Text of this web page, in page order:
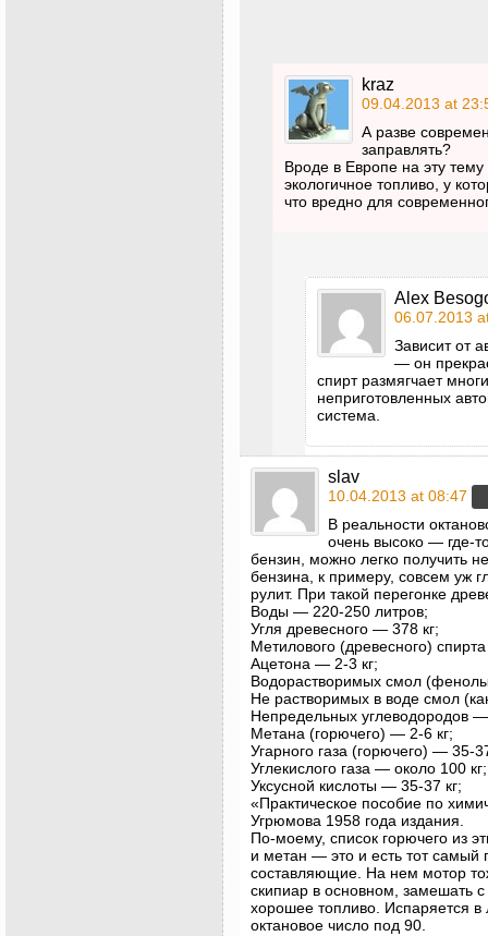
kraz
09.04.2013 at
А разве
заправлять?
Вроде в Европе на эту
экологичное топливо, у
что вредно для
Alex
06.07.2013
Зависит от
— он
спирт размягчает
неприготовленных
система.
slav
10.04.2013 at 08:47
В реальности
очень высоко — где-
бензин, можно легко получить
бензина, к примеру, совсем уж
рулит. При такой перегонке
Воды — 220-250 литров;
Угля древесного — 378 кг;
Метилового (древесного)
Ацетона — 2-3 кг;
Водорастворимых смол
Не растворимых в воде смол
Непредельных углеводородов —
Метана (горючего) — 2-6 кг;
Угарного газа (горючего) — 35-
Углекислого газа — около 100 кг;
Уксусной кислоты — 35-37 кг;
«Практическое пособие по
Угрюмова 1958 года издания.
По-моему, список горючего из
и метан — это и есть тот самый
составляющие. На нем мотор
скипиар в основном, замешать
хорошее топливо. Испаряется
октановое число под 90.